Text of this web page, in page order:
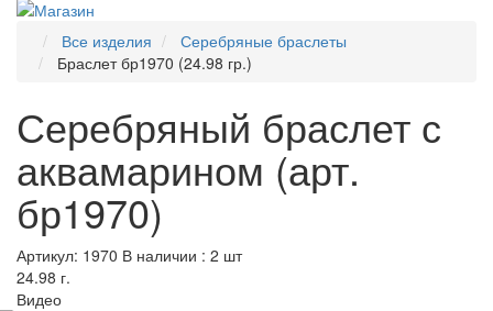
Все изделия
Серебряные браслеты
Браслет бр1970 (24.98 гр.)
Серебряный браслет с
аквамарином (арт.
бр1970)
Артикул: 1970 В наличии : 2 шт
24.98 г.
Видео